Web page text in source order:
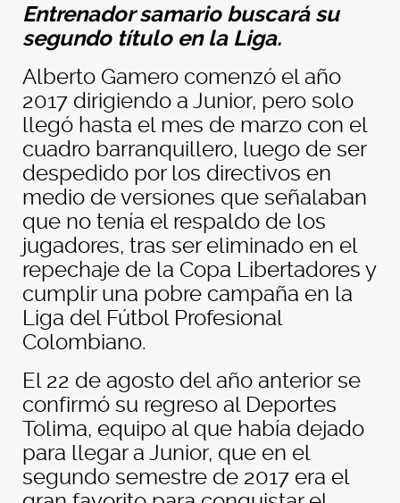
Entrenador samario buscará su
segundo título en la Liga.
Alberto Gamero comenzó el año
2017 dirigiendo a Junior, pero solo
llegó hasta el mes de marzo con el
cuadro barranquillero, luego de ser
despedido por los directivos en
medio de versiones que señalaban
que no tenía el respaldo de los
jugadores, tras ser eliminado en el
repechaje de la Copa Libertadores y
cumplir una pobre campaña en la
Liga del Fútbol Profesional
Colombiano.
El 22 de agosto del año anterior se
confirmó su regreso al Deportes
Tolima, equipo al que había dejado
para llegar a Junior, que en el
segundo semestre de 2017 era el